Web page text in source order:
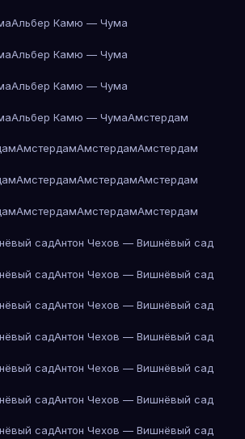
Альбер Камю — Чума
Альбер Камю — Чума
Альбер Камю — Чума
Альбер Камю — ЧумаАмстердам
АмстердамАмстердамАмстердам
АмстердамАмстердамАмстердам
АмстердамАмстердамАмстердам
садАнтон Чехов — Вишнёвый сад
садАнтон Чехов — Вишнёвый сад
садАнтон Чехов — Вишнёвый сад
садАнтон Чехов — Вишнёвый сад
садАнтон Чехов — Вишнёвый сад
садАнтон Чехов — Вишнёвый сад
садАнтон Чехов — Вишнёвый сад